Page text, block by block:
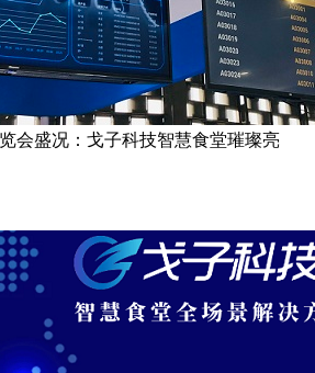
会盛况：戈子科技智慧食堂璀璨亮